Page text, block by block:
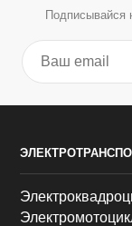
Подписывайся